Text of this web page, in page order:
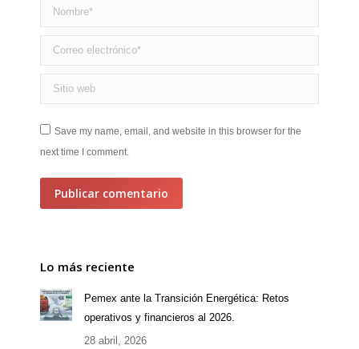
Nombre *
Correo electrónico *
Sitio web
Save my name, email, and website in this browser for the
next time I comment.
Publicar comentario
Lo más reciente
Pemex ante la Transición Energética: Retos
operativos y financieros al 2026.
28 abril, 2026